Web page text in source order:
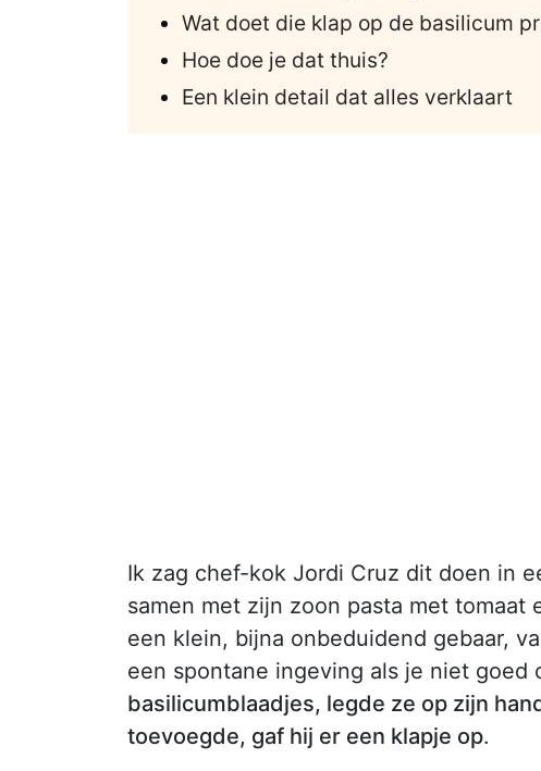
Wat doet die klap op de basilicum
Hoe doe je dat thuis?
Een klein detail dat alles verklaart
Ik zag chef-kok Jordi Cruz dit doen in
samen met zijn zoon pasta met tomaat
een klein, bijna onbeduidend gebaar,
een spontane ingeving als je niet goed
basilicumblaadjes, legde ze op zijn
toevoegde, gaf hij er een klapje op.